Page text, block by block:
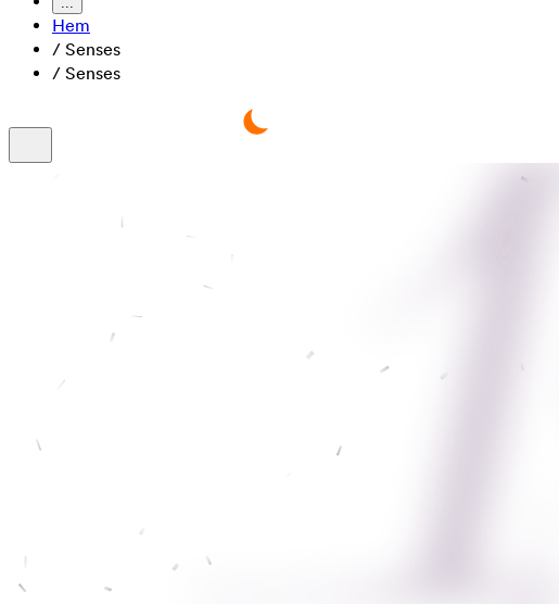
Hem
/ Senses
/ Senses